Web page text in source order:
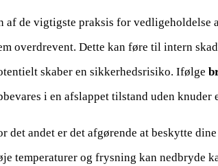
af de vigtigste praksis for vedligeholdelse
overdrevent. Dette kan føre til intern
skaber en sikkerhedsrisiko. Ifølge
i en afslappet tilstand uden knuder
det andet er det afgørende at beskytte
temperaturer og frysning kan nedbryde